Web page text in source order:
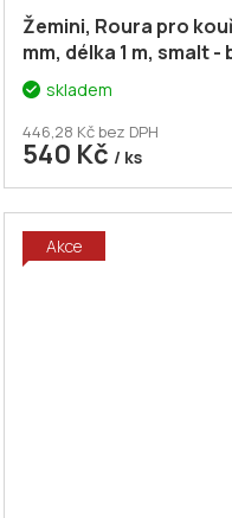
Žemini, Roura pro
mm, délka 1 m, smalt -
skladem
446,28 Kč bez DPH
540 Kč / ks
Akce